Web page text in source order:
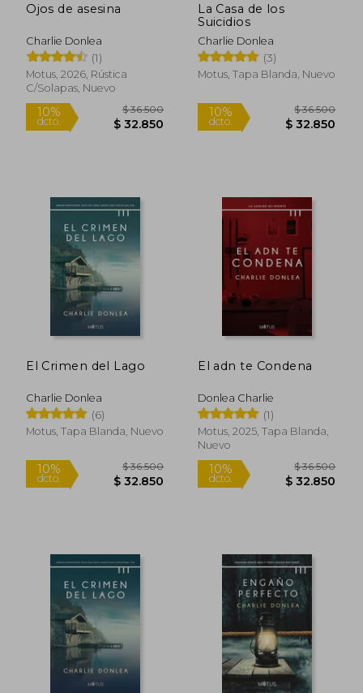
Ojos de asesina
Charlie Donlea
(1)
Motus, 2026, Rústica
C/solapas, Nuevo
10%
dcto. $ 32.850
Rápido
La Casa de los
Suicidios
Charlie Donlea
(3)
Motus, Tapa Blanda, Nuevo
10%
dcto.
El Crimen del Lago
Charlie Donlea
(6)
Motus, Tapa Blanda, Nuevo
El adn te Condena
Donlea Charlie
(1)
Motus, 2025, Tapa Blanda,
Nuevo
10%